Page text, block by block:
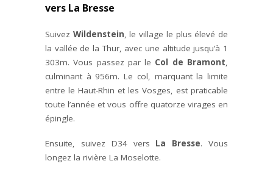
vers La Bresse
Suivez Wildenstein, le village le plus élevé de
la vallée de la Thur, avec une altitude jusqu’à 1
303m. Vous passez par le Col de Bramont,
culminant à 956m. Le col, marquant la limite
entre le Haut-Rhin et les Vosges, est praticable
toute l’année et vous offre quatorze virages en
épingle.
Ensuite, suivez D34 vers La Bresse. Vous
longez la rivière La Moselotte.